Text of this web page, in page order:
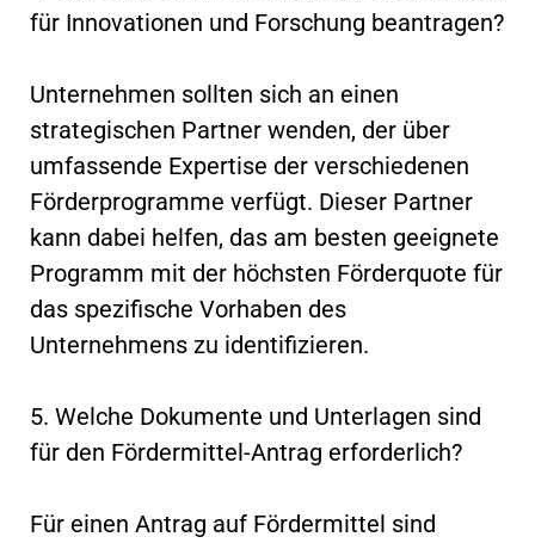
für Innovationen und Forschung beantragen?
Unternehmen sollten sich an einen
strategischen Partner wenden, der über
umfassende Expertise der verschiedenen
Förderprogramme verfügt. Dieser Partner
kann dabei helfen, das am besten geeignete
Programm mit der höchsten Förderquote für
das spezifische Vorhaben des
Unternehmens zu identifizieren.
5. Welche Dokumente und Unterlagen sind
für den Fördermittel-Antrag erforderlich?
Für einen Antrag auf Fördermittel sind